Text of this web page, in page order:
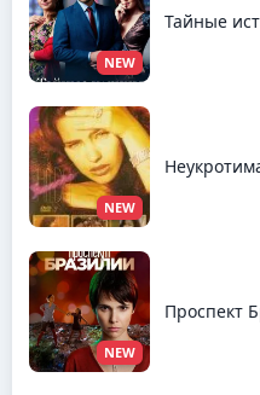
NEW
Тайные
NEW
NEW
Проспект